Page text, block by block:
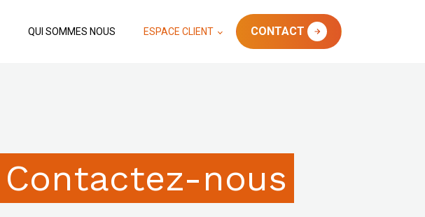
QUI SOMMES NOUS ESPACE CLIENT CONTACT
Contactez-nous